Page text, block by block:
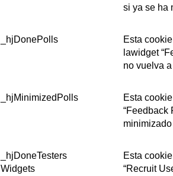
si ya se ha
_hjDonePolls
Esta
lawidget
no vuelva
_hjMinimizedPolls
Esta
“Feedback
_hjDoneTesters
Widgets
Esta
“Recruit